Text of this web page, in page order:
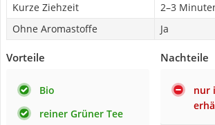
Kurze Ziehzeit
2–3
Ohne Aromastoffe
Ja
Vorteile
Bio
reiner Grüner Tee
Nachteile
nur